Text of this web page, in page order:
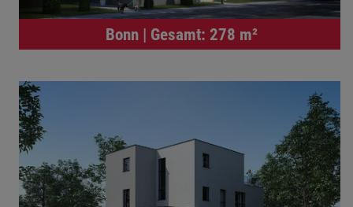
Bonn | Gesamt: 278 m²